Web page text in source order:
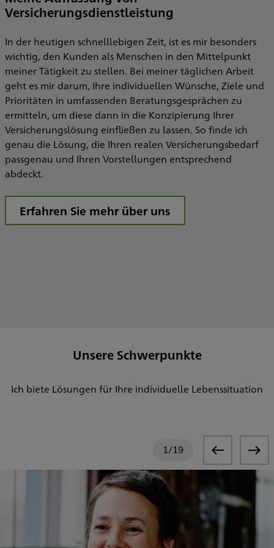
Versicherungsdienstleistung
In der heutigen schnelllebigen Zeit, ist es mir besonders
wichtig, den Kunden als Menschen in den Mittelpunkt
meiner Tätigkeit zu stellen. Bei meiner täglichen Arbeit
geht es mir darum, Ihre individuellen Wünsche, Ziele und
Prioritäten in umfassenden Beratungsgesprächen zu
ermitteln, um diese dann in die Konzipierung Ihrer
Versicherungslösung einfließen zu lassen. So finde ich
genau die Lösung, die Ihren realen Versicherungsbedarf
passgenau und Ihren Vorstellungen entsprechend
abdeckt.
Erfahren Sie mehr über uns
Unsere Schwerpunkte
Ich biete Lösungen für Ihre individuelle Lebenssituation
1/19